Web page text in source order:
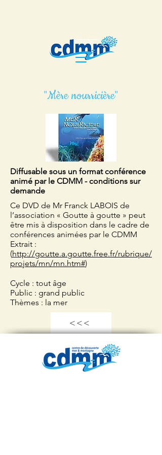
"Mère nourricière"
Diffusable sous un format conférence
animé par le CDMM - conditions sur
demande
Ce DVD de Mr Franck LABOIS de
l’association « Goutte à goutte » peut
être mis à disposition dans le cadre de
conférences animées par le CDMM
Extrait :
(http://goutte.a.goutte.free.fr/rubrique/
projets/mn/mn.htm#)
Cycle : tout âge
Public : grand public
Thèmes : la mer
<<<